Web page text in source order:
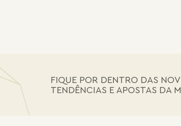
FIQUE POR DENTRO DAS
TENDÊNCIAS E APOSTAS DA